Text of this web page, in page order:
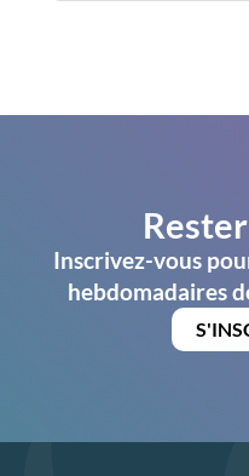
Inscrivez-vous
hebdomadaires